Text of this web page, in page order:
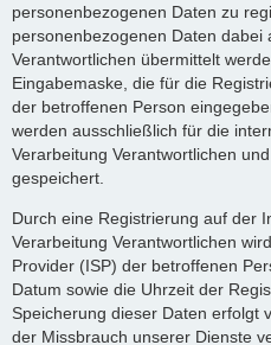
personenbezogenen Daten zu
personenbezogenen Daten dabei
Verantwortlichen übermittelt
Eingabemaske, die für die
der betroffenen Person
werden ausschließlich für die
Verarbeitung Verantwortlichen
gespeichert.
Durch eine Registrierung auf der
Verarbeitung Verantwortlichen
Provider (ISP) der betroffenen
Datum sowie die Uhrzeit der
Speicherung dieser Daten erfolgt
der Missbrauch unserer Dienste